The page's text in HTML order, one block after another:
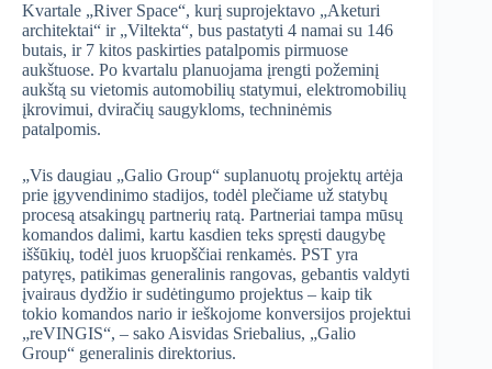
Kvartale „River Space“, kurį suprojektavo „Aketuri
architektai“ ir „Viltekta“, bus pastatyti 4 namai su 146
butais, ir 7 kitos paskirties patalpomis pirmuose
aukštuose. Po kvartalu planuojama įrengti požeminį
aukštą su vietomis automobilių statymui, elektromobilių
įkrovimui, dviračių saugykloms, techninėmis
patalpomis.
„Vis daugiau „Galio Group“ suplanuotų projektų artėja
prie įgyvendinimo stadijos, todėl plečiame už statybų
procesą atsakingų partnerių ratą. Partneriai tampa mūsų
komandos dalimi, kartu kasdien teks spręsti daugybę
iššūkių, todėl juos kruopščiai renkamės. PST yra
patyręs, patikimas generalinis rangovas, gebantis valdyti
įvairaus dydžio ir sudėtingumo projektus – kaip tik
tokio komandos nario ir ieškojome konversijos projektui
„reVINGIS“, – sako Aisvidas Sriebalius, „Galio
Group“ generalinis direktorius.